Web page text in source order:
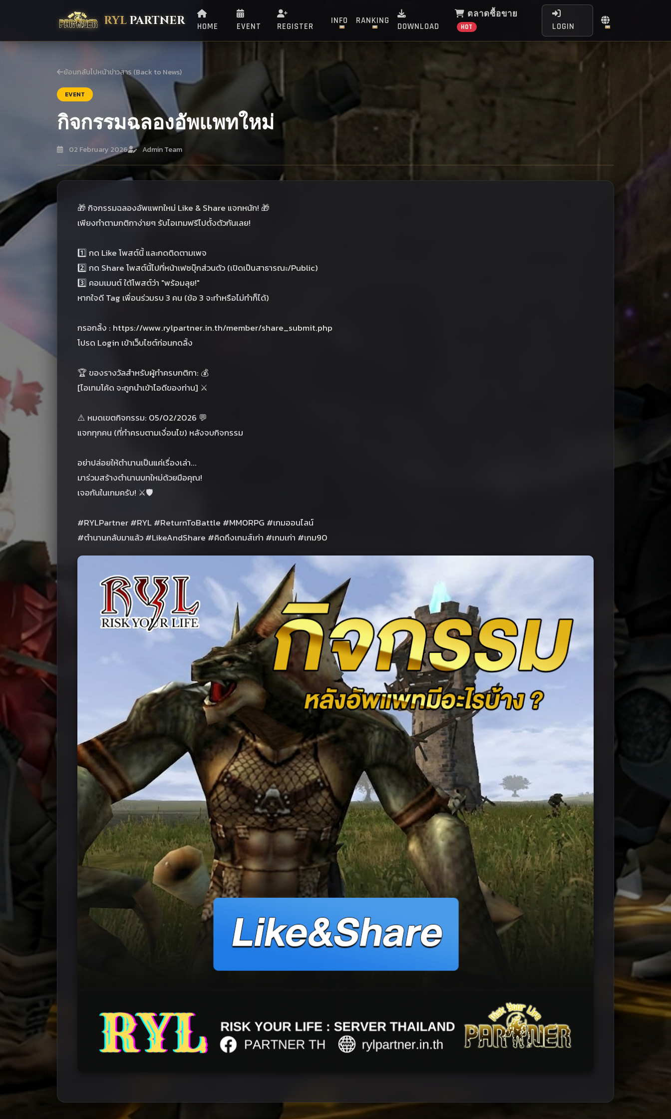
RYL PARTNER HOME EVENT REGISTER
INFO RANKING
DOWNLOAD
ตลาดซื้อขาย
HOT LOGIN
ย้อนกลับไปหน้าข่าวสาร (Back to News)
EVENT
กิจกรรมฉลองอัพแพทใหม่
02 February 2026 Admin Team
🎁 กิจกรรมฉลองอัพแพทใหม่ Like & Share แจกหนัก! 🎁
เพียงทำตามกติกาง่ายๆ รับไอเทมฟรีไปตั้งตัวกันเลย!
1️⃣ กด Like โพสต์นี้ และกดติดตามเพจ
2️⃣ กด Share โพสต์นี้ไปที่หน้าเฟซบุ๊กส่วนตัว (เปิดเป็นสาธารณะ/Public)
3️⃣ คอมเมนต์ ใต้โพสต์ว่า "พร้อมลุย!"
หากใจดี Tag เพื่อนร่วมรบ 3 คน (ข้อ 3 จะทำหรือไม่ทำก็ได้)
กรอกลิ้ง : https://www.rylpartner.in.th/member/share_submit.php
โปรด Login เข้าเว็บไซต์ก่อนกดลิ้ง
🏆 ของรางวัลสำหรับผู้ทำครบกติกา: 💰
[ไอเทมโค้ด จะถูกนำเข้าไอดีของท่าน] ⚔️
⚠️ หมดเขตกิจกรรม: 05/02/2026 💬
แจกทุกคน (ที่ทำครบตามเงื่อนไข) หลังจบกิจกรรม
อย่าปล่อยให้ตำนานเป็นแค่เรื่องเล่า...
มาร่วมสร้างตำนานบทใหม่ด้วยมือคุณ!
เจอกันในเกมครับ! ⚔️🛡️
#RYLPartner #RYL #ReturnToBattle #MMORPG #เกมออนไลน์
#ตำนานกลับมาแล้ว #LikeAndShare #คิดถึงเกมส์เก่า #เกมเก่า #เกม90